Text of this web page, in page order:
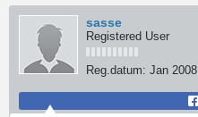
sasse
Registered User
Reg.datum: Jan 2008